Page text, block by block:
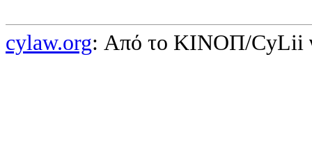
cylaw.org: Από το ΚΙΝOΠ/CyLii